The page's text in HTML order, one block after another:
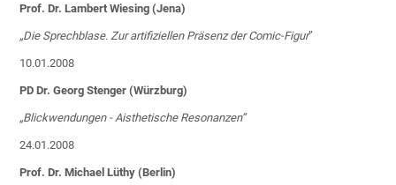
Prof. Dr. Lambert Wiesing (Jena)
„Die Sprechblase. Zur artifiziellen Präsenz der Comic-Figur”
10.01.2008
PD Dr. Georg Stenger (Würzburg)
„Blickwendungen - Aisthetische Resonanzen”
24.01.2008
Prof. Dr. Michael Lüthy (Berlin)